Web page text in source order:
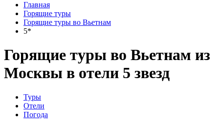
Главная
Горящие туры
Горящие туры во Вьетнам
5*
Горящие туры во Вьетнам из
Москвы в отели 5 звезд
Туры
Отели
Погода